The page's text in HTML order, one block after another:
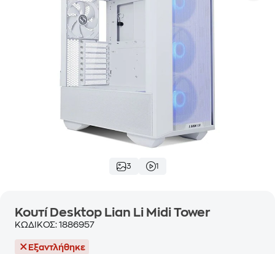
3 1
Κουτί Desktop Lian Li Midi Tower
ΚΩΔΙΚΟΣ: 1886957
Εξαντλήθηκε